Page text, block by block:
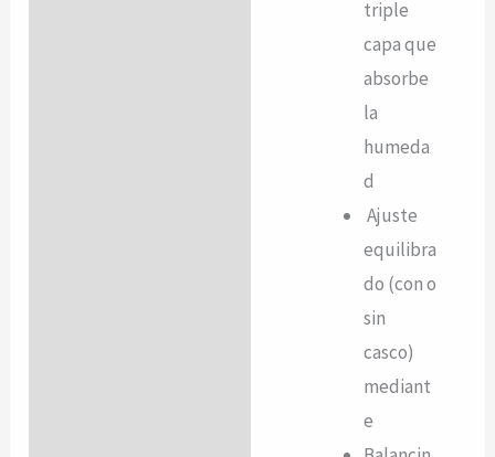
triple
capa que
absorbe
la
humeda
d
Ajuste
equilibra
do (con o
sin
casco)
mediant
e